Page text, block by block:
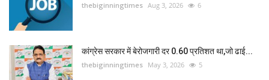
thebiginningtimes Aug 3, 2026 6
कांग्रेस सरकार में बेरोजगारी दर 0.60 प्रतिशत था,जो ढाई...
thebiginningtimes May 3, 2026 5